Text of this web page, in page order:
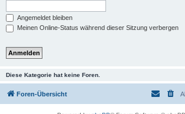
Angemeldet bleiben
Meinen Online-Status während dieser Sitzung verbergen
Diese Kategorie hat keine Foren.
Foren-Übersicht